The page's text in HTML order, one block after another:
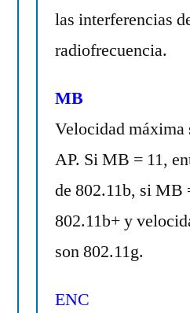
las interferencias
radiofrecuencia.
MB
Velocidad máxima
AP. Si MB = 11,
de 802.11b, si MB
802.11b+ y
son 802.11g.
ENC